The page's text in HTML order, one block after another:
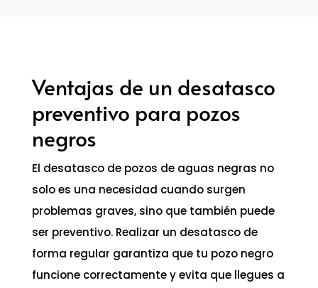
Ventajas de un desatasco
preventivo para pozos
negros
El desatasco de pozos de aguas negras no
solo es una necesidad cuando surgen
problemas graves, sino que también puede
ser preventivo. Realizar un desatasco de
forma regular garantiza que tu pozo negro
funcione correctamente y evita que llegues a